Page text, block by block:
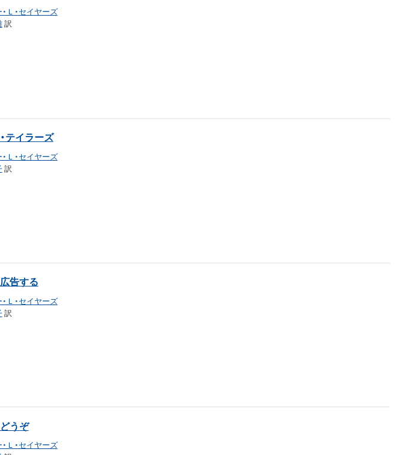
Ｌ・セイヤーズ
訳
テイラーズ
Ｌ・セイヤーズ
訳
告する
Ｌ・セイヤーズ
訳
うぞ
Ｌ・セイヤーズ